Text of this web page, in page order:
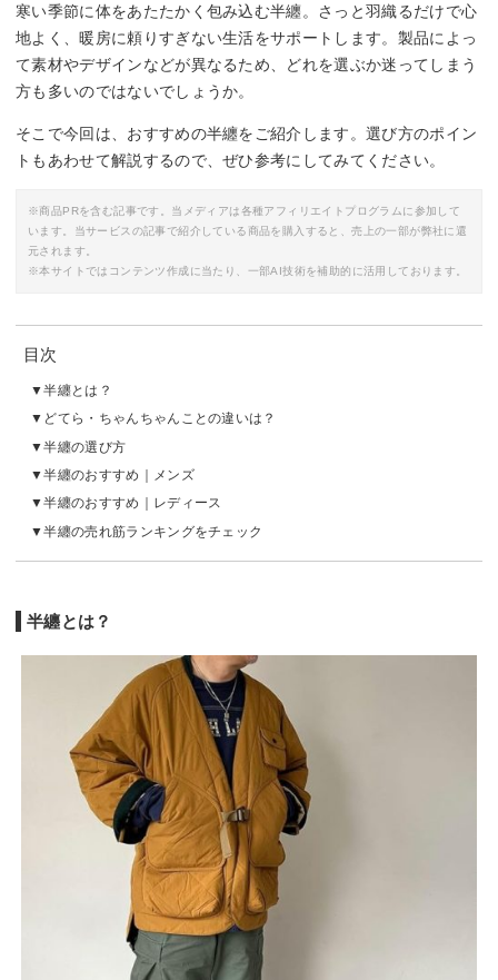
寒い季節に体をあたたかく包み込む半纏。さっと羽織るだけで心
地よく、暖房に頼りすぎない生活をサポートします。製品によっ
て素材やデザインなどが異なるため、どれを選ぶか迷ってしまう
方も多いのではないでしょうか。
そこで今回は、おすすめの半纏をご紹介します。選び方のポイン
トもあわせて解説するので、ぜひ参考にしてみてください。
※商品PRを含む記事です。当メディアは各種アフィリエイトプログラムに参加して
います。当サービスの記事で紹介している商品を購入すると、売上の一部が弊社に還
元されます。
※本サイトではコンテンツ作成に当たり、一部AI技術を補助的に活用しております。
目次
半纏とは？
どてら・ちゃんちゃんことの違いは？
半纏の選び方
半纏のおすすめ｜メンズ
半纏のおすすめ｜レディース
半纏の売れ筋ランキングをチェック
半纏とは？